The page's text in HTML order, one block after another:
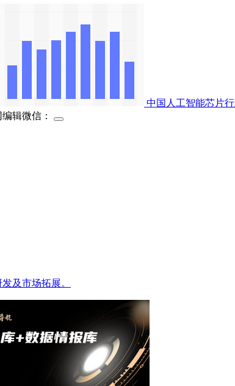
中国人工智能芯片
辑微信：
及市场拓展。